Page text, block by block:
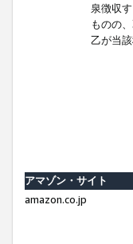
泉徴収
ものの
乙が当
アマゾン・サイト
amazon.co.jp